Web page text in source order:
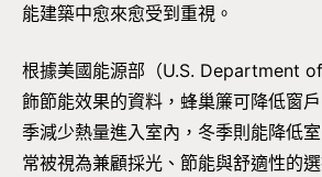
能建築中愈來愈受到重視。
根據美國能源部（U.S. Department
飾節能效果的資料，蜂巢簾可降低窗
季減少熱量進入室內，冬季則能降低
常被視為兼顧採光、節能與舒適性的選